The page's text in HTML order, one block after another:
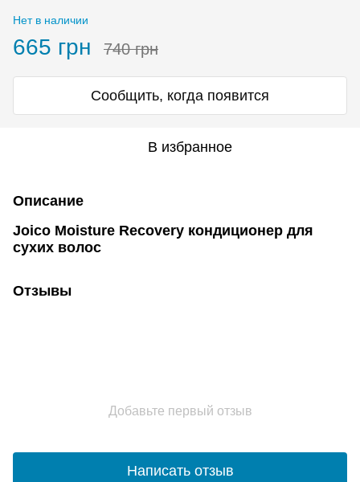
Нет в наличии
665 грн 740 грн
Сообщить, когда появится
В избранное
Описание
Joico Moisture Recovery кондиционер для
сухих волос
Отзывы
Добавьте первый отзыв
Написать отзыв